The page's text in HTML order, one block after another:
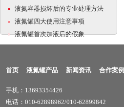
液氮容器损坏后的专业处理方法
液氮罐四大使用注意事项
液氮罐首次加液后的假象
首页 液氮罐产品 新闻资讯 合作案例
手机：13693354426
电话：010-62898962/010-62899842